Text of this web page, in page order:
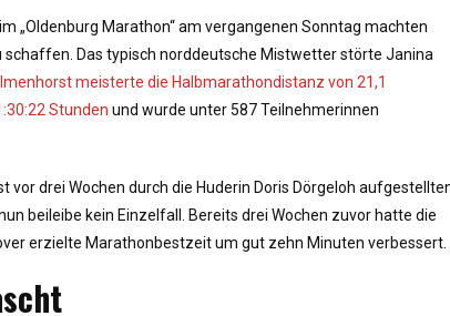
„Oldenburg Marathon“ am vergangenen Sonntag machten
Das typisch norddeutsche Mistwetter störte Janina
meisterte die Halbmarathondistanz von 21,1
Stunden und wurde unter 587 Teilnehmerinnen
drei Wochen durch die Huderin Doris Dörgeloh
beileibe kein Einzelfall. Bereits drei Wochen zuvor hatte die
erzielte Marathonbestzeit um gut zehn Minuten verbessert.